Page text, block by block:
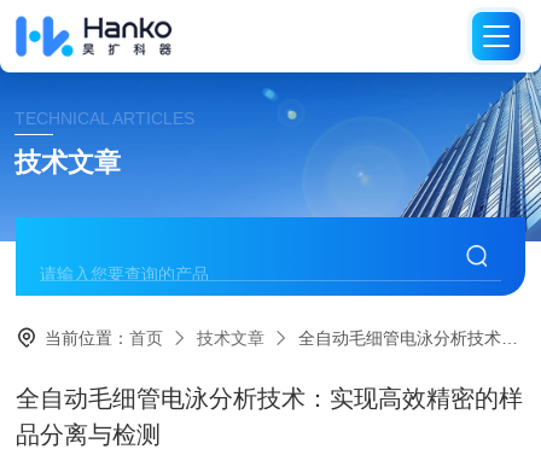
TECHNICAL ARTICLES
技术文章
当前位置：首页 技术文章 全自动毛细管电泳分析技术：实现高效精密的样品分离与检测
全自动毛细管电泳分析技术：实现高效精密的样
品分离与检测